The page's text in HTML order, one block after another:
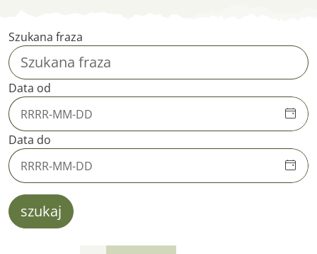
Biogramy
Szukana fraza
Data od
Data do
szukaj